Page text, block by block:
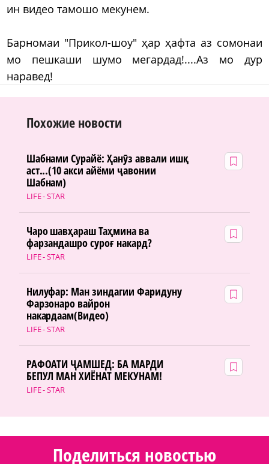
ин видео тамошо мекунем.
Барномаи "Прикол-шоу" ҳар ҳафта аз сомонаи
мо пешкаши шумо мегардад!....Аз мо дур
наравед!
Похожие новости
LIFE - STAR
Шабнами Сурайё: Ҳанӯз аввали ишқ
аст...(10 акси айёми ҷавонии
Шабнам)
LIFE - STAR
Чаро шавҳараш Таҳмина ва
фарзандашро суроғ накард?
LIFE - STAR
Нилуфар: Ман зиндагии Фаридуну
Фарзонаро вайрон
накардаам(Видео)
LIFE - STAR
РАФОАТИ ҶАМШЕД: БА МАРДИ
БЕПУЛ МАН ХИЁНАТ МЕКУНАМ!
Поделиться новостью